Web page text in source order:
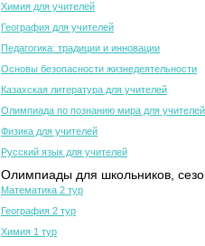
Химия для учителей
География для учителей
Педагогика: традиции и инновации
Основы безопасности жизнедеятельности
Казахская литература для учителей
Олимпиада по познанию мира для учителей
Физика для учителей
Русский язык для учителей
Олимпиады для школьников,
Математика 2 тур
География 2 тур
Химия 1 тур